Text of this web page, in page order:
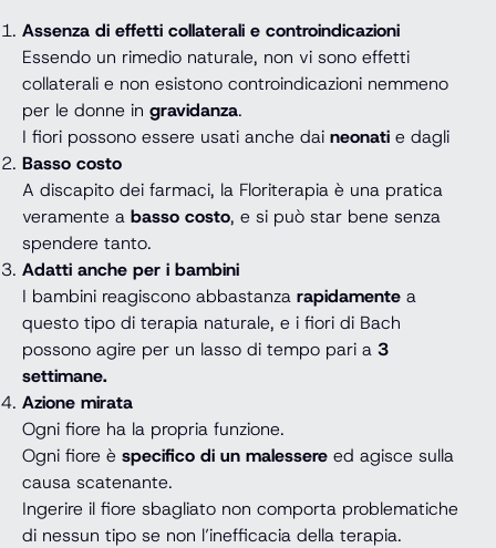
Assenza di effetti collaterali e controindicazioni
Essendo un rimedio naturale, non vi sono effetti
collaterali e non esistono controindicazioni nemmeno
per le donne in gravidanza.
I fiori possono essere usati anche dai neonati e dagli
Basso costo
A discapito dei farmaci, la Floriterapia è una pratica
veramente a basso costo, e si può star bene senza
spendere tanto.
Adatti anche per i bambini
I bambini reagiscono abbastanza rapidamente a
questo tipo di terapia naturale, e i fiori di Bach
possono agire per un lasso di tempo pari a 3
settimane.
Azione mirata
Ogni fiore ha la propria funzione.
Ogni fiore è specifico di un malessere ed agisce sulla
causa scatenante.
Ingerire il fiore sbagliato non comporta problematiche
di nessun tipo se non l’inefficacia della terapia.